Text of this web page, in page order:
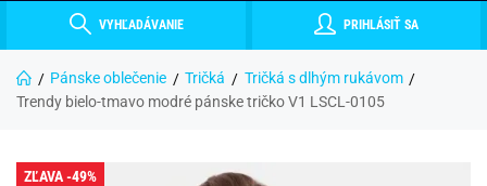
VYHĽADÁVANIE PRIHLÁSIŤ SA
Pánske oblečenie Tričká
Tričká s dlhým rukávom
Trendy bielo-tmavo modré pánske tričko V1 LSCL-0105
ZĽAVA -49%